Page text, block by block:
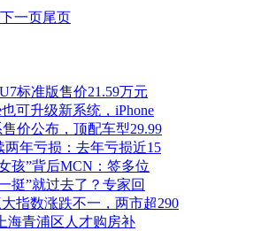
下一页尾页
标准版售价21.59万元
可升级新系统，iPhone
价公布，顶配车型29.99
两年亏损：去年亏损近15
孩”背后MCN：签多位
挺”就过去了？专家回
指数涨跌不一，两市超290
海青浦区人才购房补